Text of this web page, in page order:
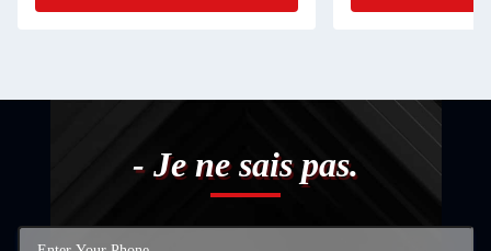
- Je ne sais pas.